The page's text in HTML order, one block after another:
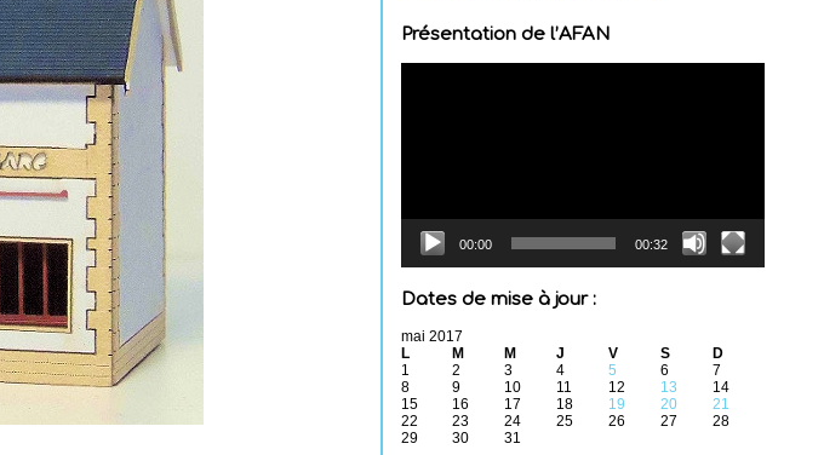
Présentation de l’AFAN
00:00 00:32
Dates de mise à jour :
mai 2017
L
M M J V S
D
1
2 3 4 5 6
7
8
9 10 11 12 13
14
15
16 17 18 19 20
21
22
23 24 25 26 27
28
29
30 31